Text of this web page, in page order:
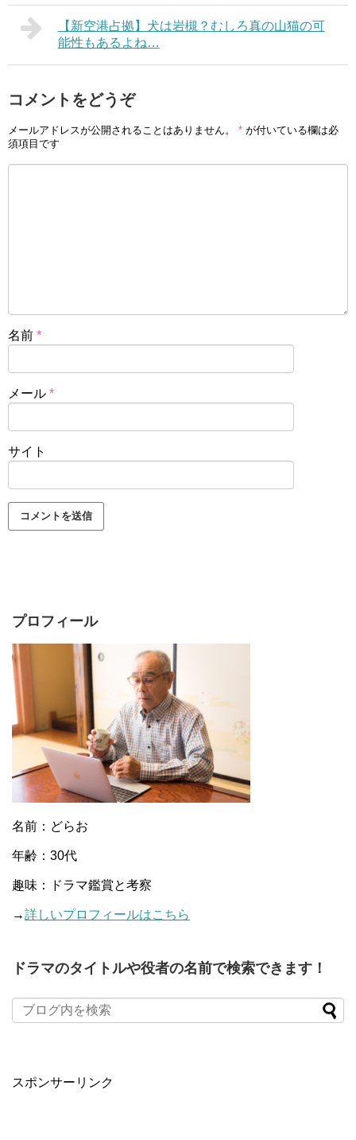
【新空港占拠】犬は岩槻？むしろ真の山猫の可
能性もあるよね…
コメントをどうぞ
メールアドレスが公開されることはありません。 * が付いている欄は必
須項目です
名前 *
メール *
サイト
プロフィール
名前：どらお
年齢：30代
趣味：ドラマ鑑賞と考察
→詳しいプロフィールはこちら
ドラマのタイトルや役者の名前で検索できます！
スポンサーリンク